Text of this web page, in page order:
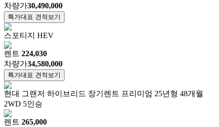
차량가30,490,000
특가대표 견적보기
스포티지 HEV
렌트 224,030
차량가34,580,000
특가대표 견적보기
현대 그랜저 하이브리드 장기렌트 프리미엄 25년형 48개월
2WD 5인승
렌트 265,000